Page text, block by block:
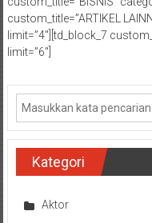
custom_title=”ARTIKEL
limit=”4″][td_block_7
limit=”6″]
Kategori
Aktor